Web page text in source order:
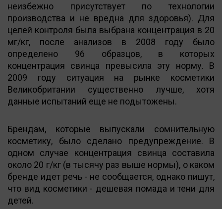
неизбежно присутствует по технологии
производства и не вредна для здоровья). Для
целей контроля была выбрана концентрация в 20
мг/кг, после анализов в 2008 году было
определено 96 образцов, в которых
концентрация свинца превысила эту норму. В
2009 году ситуация на рынке косметики
Великобритании существенно лучше, хотя
данные испытаний еще не подытожены.
Брендам, которые выпускали сомнительную
косметику, было сделано предупреждение. В
одном случае концентрация свинца составила
около 20 г/кг (в тысячу раз выше нормы), о каком
бренде идет речь - не сообщается, однако пишут,
что вид косметики - дешевая помада и тени для
детей.